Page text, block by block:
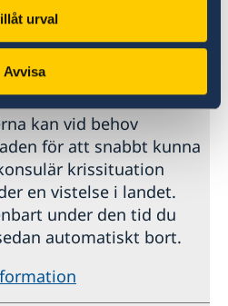
urval
Avvisa
alla resor till Mali.
samtliga svenskar i
ambassadens
kan vid behov
för att snabbt kunna
krissituation
en vistelse i landet.
under den tid du
automatiskt bort.